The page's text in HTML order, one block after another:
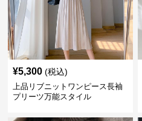
¥5,300 (税込)
上品リブニットワンピース長袖
プリーツ万能スタイル